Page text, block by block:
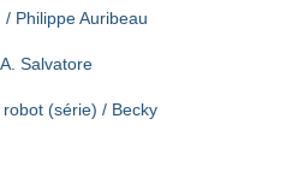
/ Philippe Auribeau
Salvatore
(série) / Becky